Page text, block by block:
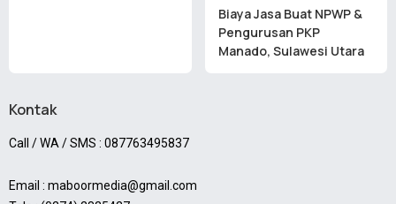
Biaya Jasa Buat NPWP &
Pengurusan PKP
Manado, Sulawesi Utara
Kontak
Call / WA / SMS : 087763495837
Email : maboormedia@gmail.com